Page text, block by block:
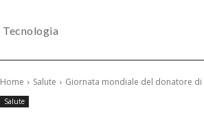
Tecnologia
Home Salute Giornata mondiale del donatore
Salute